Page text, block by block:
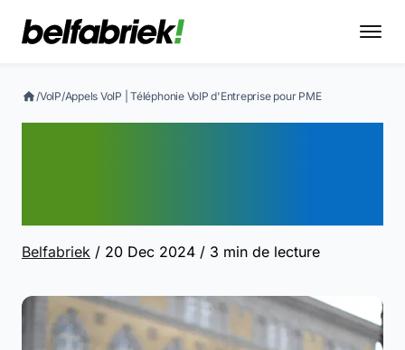
/VoIP/Appels VoIP | Téléphonie VoIP d'Entreprise pour PME
Belfabriek / 20 Dec 2024 / 3 min de lecture